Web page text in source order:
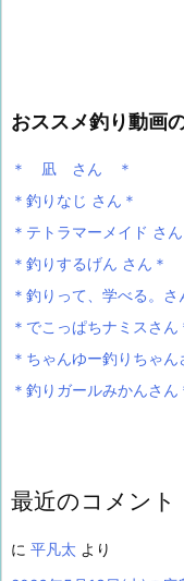
おススメ釣り動画
＊ 凪 さん ＊
＊釣りなじ さん＊
＊テトラマーメイド さん
＊釣りするげん さん＊
＊釣りって、学べる。さ
＊でこっぱちナミスさん
＊ちゃんゆー釣りちゃん
＊釣りガールみかんさん
最近のコメント
に 平凡太 より